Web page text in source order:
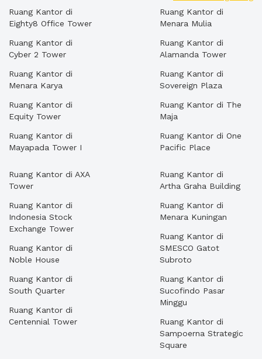
Ruang Kantor di
Eighty8 Office Tower
Ruang Kantor di
Cyber 2 Tower
Ruang Kantor di
Menara Karya
Ruang Kantor di
Equity Tower
Ruang Kantor di
Mayapada Tower I
Ruang Kantor di
Menara Mulia
Ruang Kantor di
Alamanda Tower
Ruang Kantor di
Sovereign Plaza
Ruang Kantor di The
Maja
Ruang Kantor di One
Pacific Place
Ruang Kantor di AXA
Tower
Ruang Kantor di
Indonesia Stock
Exchange Tower
Ruang Kantor di
Noble House
Ruang Kantor di
South Quarter
Ruang Kantor di
Centennial Tower
Ruang Kantor di
Artha Graha Building
Ruang Kantor di
Menara Kuningan
Ruang Kantor di
SMESCO Gatot
Subroto
Ruang Kantor di
Sucofindo Pasar
Minggu
Ruang Kantor di
Sampoerna Strategic
Square